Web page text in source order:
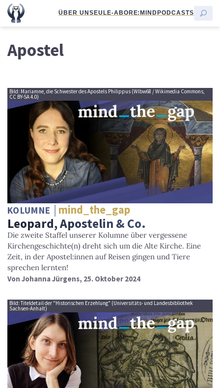
ÜBER UNSEULE-ABORE:MINDPODCASTS
Apostel
Bild: Mariamne, die Schwester des Apostels Philippus (Wlbw68 / Wikimedia Commons,
CC BY-SA 4.0)
KOLUMNE mind_the_gap
Leopard, Apostelin & Co.
Die zweite Staffel unserer Kolumne über vergessene
Kirchengeschichte(n) dreht sich um die Alte Kirche. Eine
Zeit, in der Apostel:innen auf Reisen gingen und Tiere
sprechen lernten!
Von Johanna Jürgens, 25. Oktober 2024
Bild: Titeldetail der "Historischen Erzehlung" (Universitäts- und Landesbibliothek
Sachsen-Anhalt)